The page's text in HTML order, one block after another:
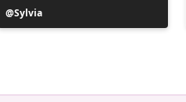
Post
opublikowany
Sylvia